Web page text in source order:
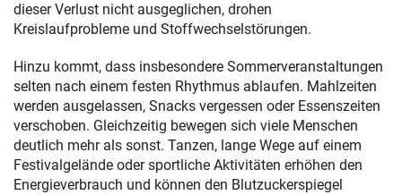
dieser Verlust nicht ausgeglichen, drohen
Kreislaufprobleme und Stoffwechselstörungen.
Hinzu kommt, dass insbesondere Sommerveranstaltungen
selten nach einem festen Rhythmus ablaufen. Mahlzeiten
werden ausgelassen, Snacks vergessen oder Essenszeiten
verschoben. Gleichzeitig bewegen sich viele Menschen
deutlich mehr als sonst. Tanzen, lange Wege auf einem
Festivalgelände oder sportliche Aktivitäten erhöhen den
Energieverbrauch und können den Blutzuckerspiegel